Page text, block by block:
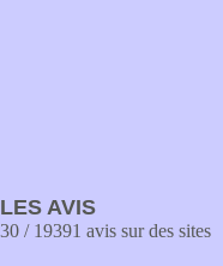
LES AVIS
30 / 19391 avis sur des sites